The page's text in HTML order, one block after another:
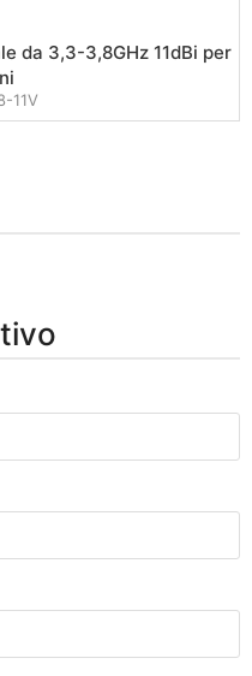
da 3,3-3,8GHz 11dBi per
11V